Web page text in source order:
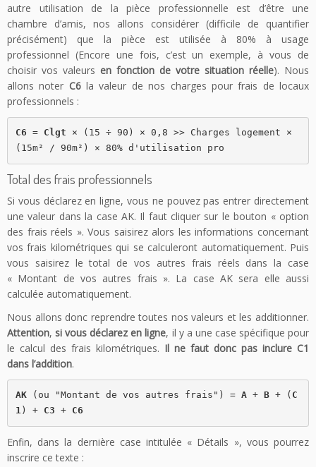
autre utilisation de la pièce professionnelle est d’être une
chambre d’amis, nos allons considérer (difficile de quantifier
précisément) que la pièce est utilisée à 80% à usage
professionnel (Encore une fois, c’est un exemple, à vous de
choisir vos valeurs en fonction de votre situation réelle). Nous
allons noter C6la valeur de nos charges pour frais de locaux
professionnels :
C6 = Clgt × (15 ÷ 90) × 0,8 >> Charges logement ×
(15m² / 90m²) × 80% d'utilisation pro
Total des frais professionnels
Si vous déclarez en ligne, vous ne pouvez pas entrer directement
une valeur dans la case AK. Il faut cliquer sur le bouton « option
des frais réels ». Vous saisirez alors les informations concernant
vos frais kilométriques qui se calculeront automatiquement. Puis
vous saisirez le total de vos autres frais réels dans la case
« Montant de vos autres frais ». La case AK sera elle aussi
calculée automatiquement.
Nous allons donc reprendre toutes nos valeurs et les additionner.
Attention,si vous déclarez en ligne, il y a une case spécifique pour
le calcul des frais kilométriques. Il ne faut donc pas inclure C1
dans l’addition.
AK (ou "Montant de vos autres frais") = A + B + ( C
1) + C3 + C6
Enfin, dans la dernière case intitulée « Détails », vous pourrez
inscrire ce texte :